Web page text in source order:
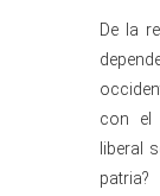
De la
con el
liberal